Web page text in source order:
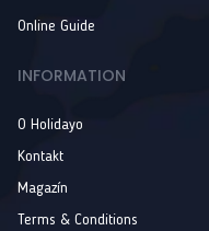
Online Guide
INFORMATION
O Holidayo
Kontakt
Magazín
Terms & Conditions